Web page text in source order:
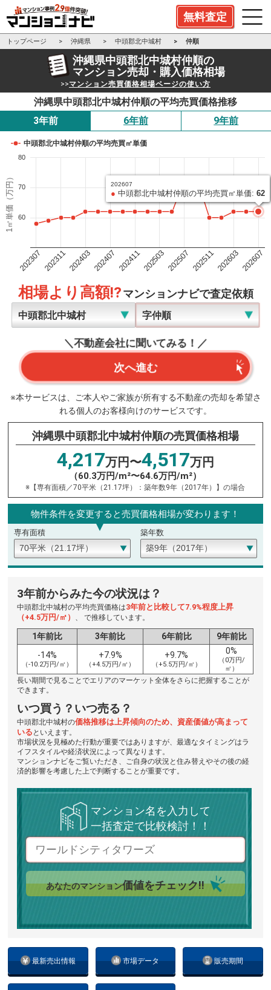
無料査定
トップページ 沖縄県 中頭郡北中城村 仲順
沖縄県中頭郡北中城村仲順の
マンション売却・購入価格相場
>>マンション売買価格相場ページの使い方
沖縄県中頭郡北中城村仲順の平均売買価格推移
3年前
6年前 9年前
1㎡単価（万円）
中頭郡北中城村仲順の平均売買㎡単価
202307202311202403202407202411202503202507202511202603202607
60
70
80
202607
● 中頭郡北中城村仲順の平均売買㎡単価: 62
相場より高額!?マンションナビで査定依頼
＼不動産会社に聞いてみる！／
次へ進む
※本サービスは、ご本人やご家族が所有する不動産の売却を希望さ
れる個人のお客様向けのサービスです。
沖縄県中頭郡北中城村仲順の売買価格相場
4,217万円〜4,517万円
（60.3万円/m²〜64.6万円/m²）
※【専有面積／70平米（21.17坪）：築年数9年（2017年）】の場合
物件条件を変更すると売買価格相場が変わります！
専有面積 築年数
最新売出情報 市場データ 販売期間
3年前からみた今の状況は？
中頭郡北中城村の平均売買価格は3年前と比較して7.9%程度上昇
（+4.5万円/㎡） 、 で推移しています。
1年前比 3年前比 6年前比
9年前比
-14%
（-10.2万円/㎡）
+7.9%
（+4.5万円/㎡）
+9.7%
（+5.5万円/㎡）
0%
（0万円/
㎡）
長い期間で見ることでエリアのマーケット全体をさらに把握することが
できます。
いつ買う？いつ売る？
中頭郡北中城村の価格推移は上昇傾向のため、資産価値が高まって
いる といえます。
市場状況を見極めた行動が重要ではありますが、最適なタイミングはラ
イフスタイルや経済状況によって異なります。
マンションナビをご覧いただき、ご自身の状況と住み替えやその後の経
済的影響を考慮した上で判断することが重要です。
マンション名を入力して
一括査定で比較検討！！
あなたのマンション価値をチェック!!